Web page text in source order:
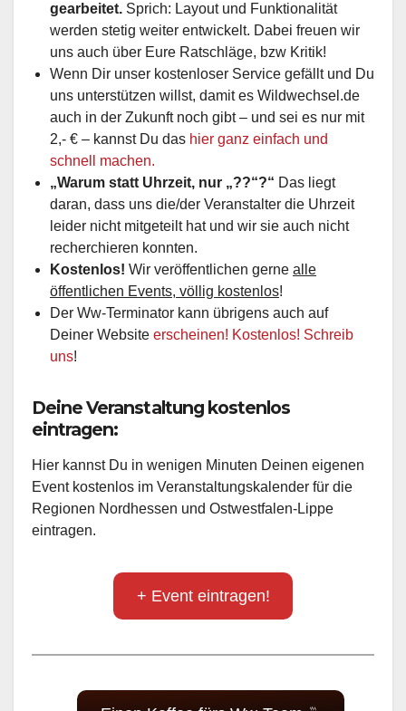
gearbeitet. Sprich: Layout und Funktionalität
werden stetig weiter entwickelt. Dabei freuen wir
uns auch über Eure Ratschläge, bzw Kritik!
Wenn Dir unser kostenloser Service gefällt und Du
uns unterstützen willst, damit es Wildwechsel.de
auch in der Zukunft noch gibt – und sei es nur mit
2,- € – kannst Du das hier ganz einfach und
schnell machen.
„Warum statt Uhrzeit, nur „??“?“ Das liegt
daran, dass uns die/der Veranstalter die Uhrzeit
leider nicht mitgeteilt hat und wir sie auch nicht
recherchieren konnten.
Kostenlos! Wir veröffentlichen gerne alle
öffentlichen Events, völlig kostenlos!
Der Ww-Terminator kann übrigens auch auf
Deiner Website erscheinen! Kostenlos! Schreib
uns!
Deine Veranstaltung kostenlos
eintragen:
Hier kannst Du in wenigen Minuten Deinen eigenen
Event kostenlos im Veranstaltungskalender für die
Regionen Nordhessen und Ostwestfalen-Lippe
eintragen.
+ Event eintragen!